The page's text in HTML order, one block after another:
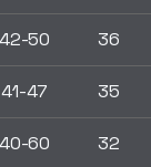
42-50 36
41-47 35
40-60 32